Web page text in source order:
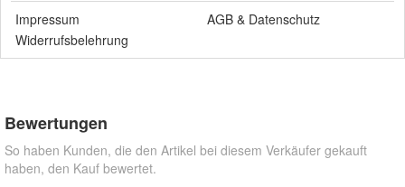
Impressum
AGB & Datenschutz
Widerrufsbelehrung
Bewertungen
So haben Kunden, die den Artikel bei diesem Verkäufer gekauft
haben, den Kauf bewertet.